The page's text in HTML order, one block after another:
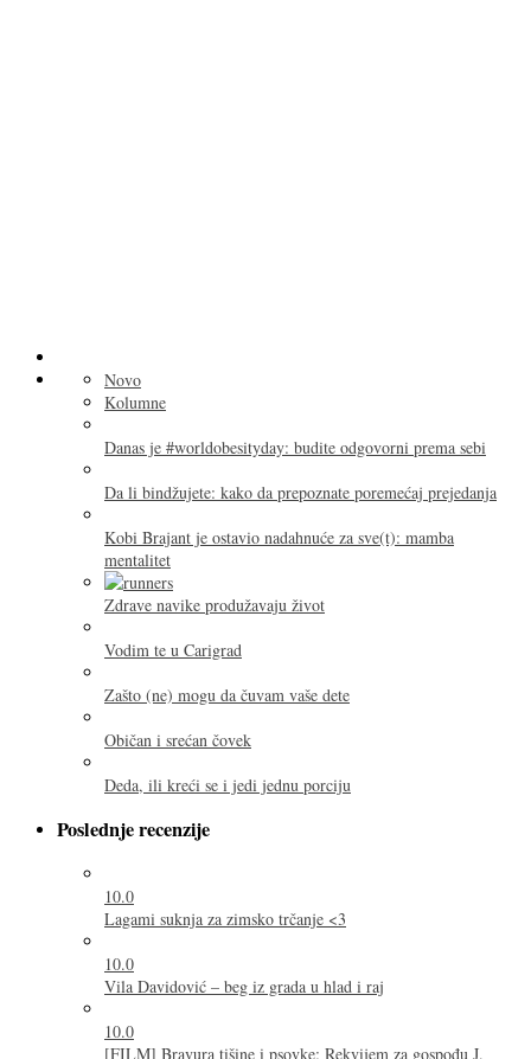
Novo
Kolumne
Danas je #worldobesityday: budite odgovorni prema sebi
Da li bindžujete: kako da prepoznate poremećaj prejedanja
Kobi Brajant je ostavio nadahnuće za sve(t): mamba
mentalitet
Zdrave navike produžavaju život
Vodim te u Carigrad
Zašto (ne) mogu da čuvam vaše dete
Običan i srećan čovek
Deda, ili kreći se i jedi jednu porciju
Poslednje recenzije
10.0
Lagami suknja za zimsko trčanje <3
10.0
Vila Davidović – beg iz grada u hlad i raj
10.0
[FILM] Bravura tišine i psovke: Rekvijem za gospođu J.